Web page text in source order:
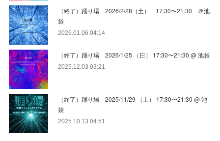
（終了）踊り場 2026/2/28（土） 17:30〜21:30 ＠池
袋
2026.01.06 04:14
（終了）踊り場 2026/1/25 （日） 17:30〜21:30 @ 池袋
2025.12.03 03:21
（終了）踊り場 2025/11/29 （土） 17:30〜21:30 @ 池
袋
2025.10.13 04:51